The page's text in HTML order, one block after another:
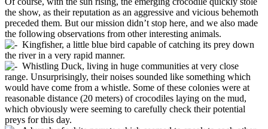
the show, as their reputation as an aggressive and vicious behemoth
preceded them. But our mission didn’t stop here, and we also made
the following observations from other interesting animals.
Kingfisher, a little blue bird capable of catching its prey down
the river in a very rapid manner.
Whistling Duck, living in huge communities at very close
range. Unsurprisingly, their noises sounded like something which
would have come from a whistle. Some of these colonies were at
reasonable distance (20 meters) of crocodiles laying on the mud,
which obviously were seeming to carefully check their potential
preys for this day.